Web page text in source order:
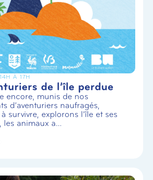
À 17H
de l’île perdue
encore, munis de nos
d’aventuriers naufragés,
survivre, explorons l’île et ses
les animaux a...